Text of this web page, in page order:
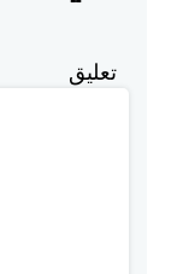
تعليق